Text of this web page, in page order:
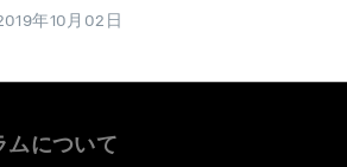
年10月02日
ムについて